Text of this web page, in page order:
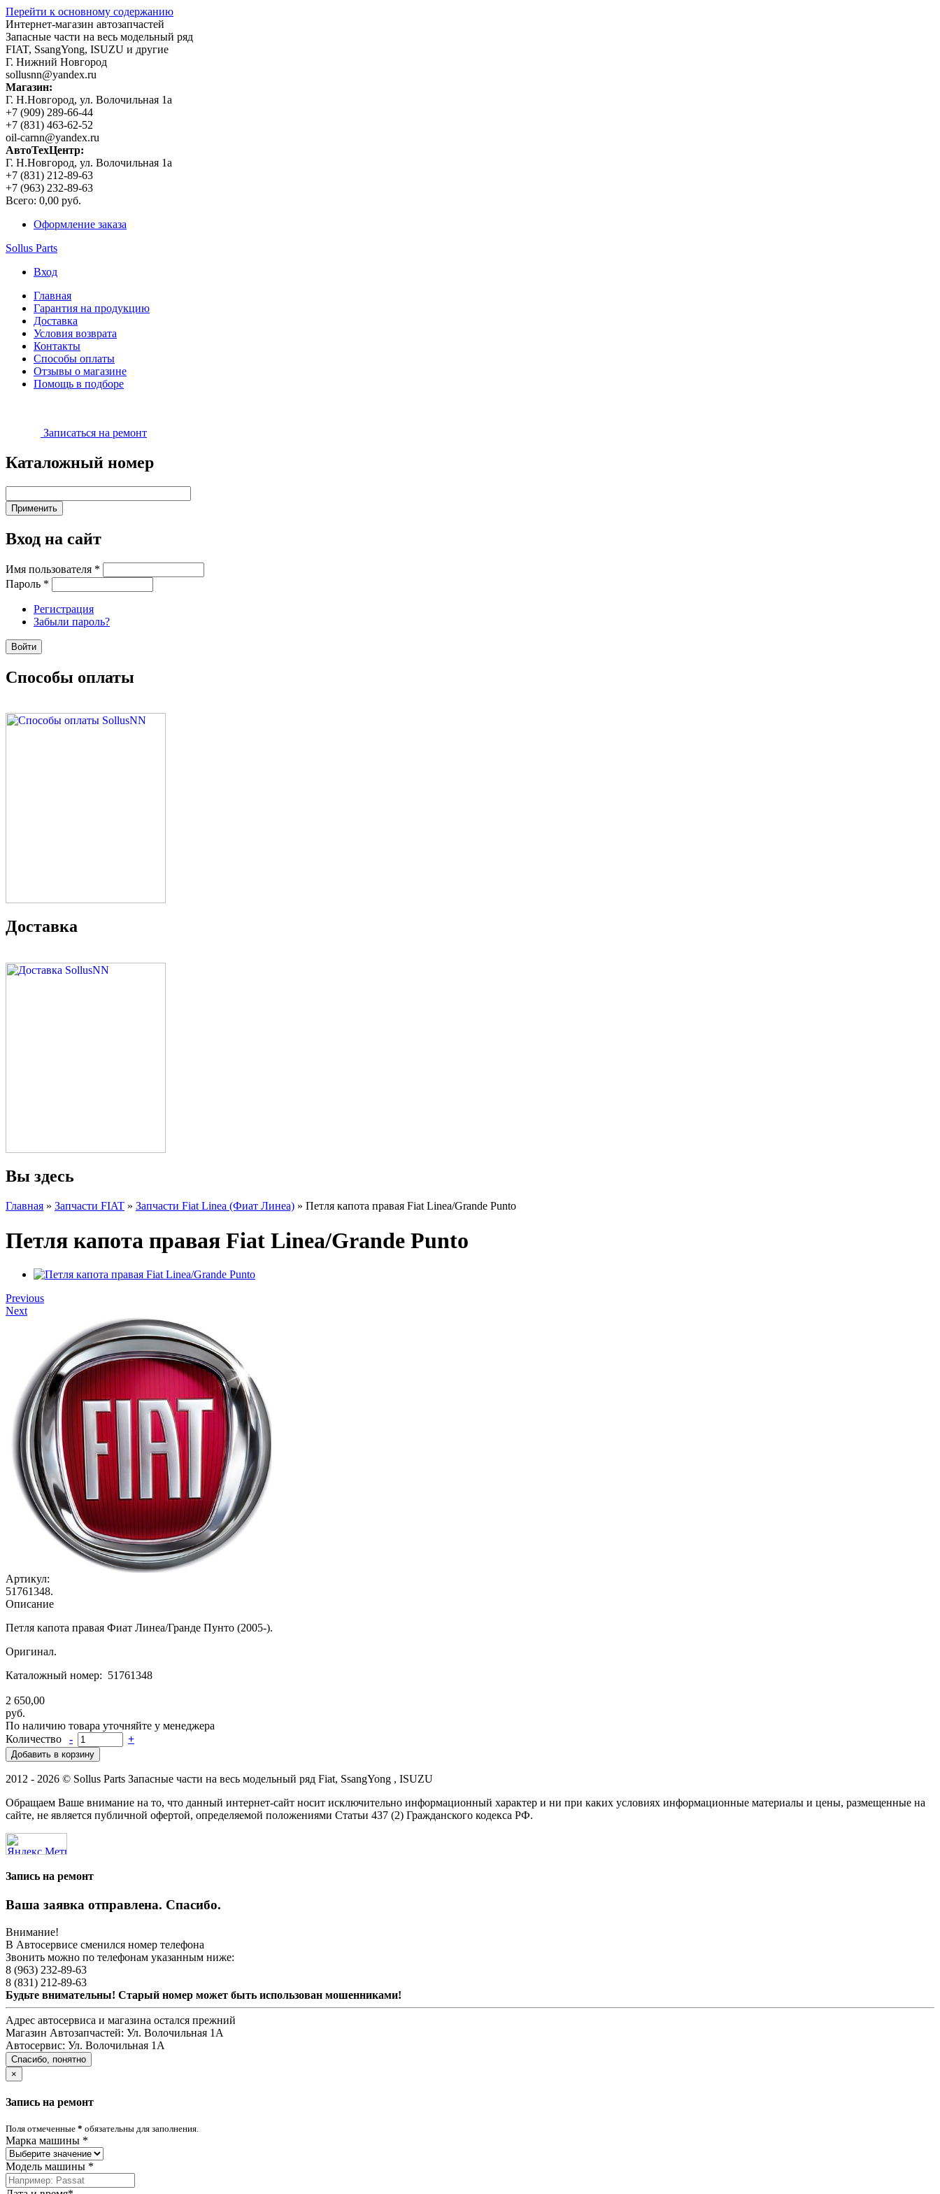
Перейти к основному содержанию
Интернет-магазин автозапчастей
Запасные части на весь модельный ряд
FIAT, SsangYong, ISUZU и другие
Г. Нижний Новгород
sollusnn@yandex.ru
Магазин:
Г. Н.Новгород, ул. Волочильная 1а
+7 (909) 289-66-44
+7 (831) 463-62-52
oil-carnn@yandex.ru
АвтоТехЦентр:
Г. Н.Новгород, ул. Волочильная 1а
+7 (831) 212-89-63
+7 (963) 232-89-63
Всего: 0,00 руб.
Оформление заказа
Sollus Parts
Вход
Главная
Гарантия на продукцию
Доставка
Условия возврата
Контакты
Способы оплаты
Отзывы о магазине
Помощь в подборе
Записаться на ремонт
Каталожный номер
Вход на сайт
Имя пользователя *
Пароль *
Регистрация
Забыли пароль?
Способы оплаты
Доставка
Вы здесь
Главная » Запчасти FIAT » Запчасти Fiat Linea (Фиат Линеа) » Петля капота правая Fiat Linea/Grande Punto
Петля капота правая Fiat Linea/Grande Punto
Previous
Next
Артикул:
51761348.
Описание
Петля капота правая Фиат Линеа/Гранде Пунто (2005-).
Оригинал.
Каталожный номер: 51761348
2 650,00
руб.
По наличию товара уточняйте у менеджера
Количество
- +
2012 - 2026 © Sollus Parts Запасные части на весь модельный ряд Fiat, SsangYong , ISUZU
Обращаем Ваше внимание на то, что данный интернет-сайт носит исключительно информационный характер и ни при каких условиях информационные материалы и цены, размещенные на
сайте, не является публичной офертой, определяемой положениями Статьи 437 (2) Гражданского кодекса РФ.
Запись на ремонт
Ваша заявка отправлена. Спасибо.
Внимание!
В Автосервисе сменился номер телефона
Звонить можно по телефонам указанным ниже:
8 (963) 232-89-63
8 (831) 212-89-63
Будьте внимательны! Старый номер может быть использован мошенниками!
Адрес автосервиса и магазина остался прежний
Магазин Автозапчастей: Ул. Волочильная 1А
Автосервис: Ул. Волочильная 1А
Спасибо, понятно
×
Запись на ремонт
Поля отмеченные * обязательны для заполнения.
Марка машины *
Модель машины *